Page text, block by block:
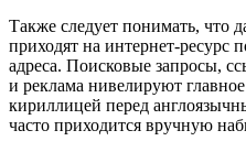
Также следует понимать, что
приходят на интернет-ресурс
адреса. Поисковые запросы,
и реклама нивелируют
кириллицей перед
часто приходится вручную